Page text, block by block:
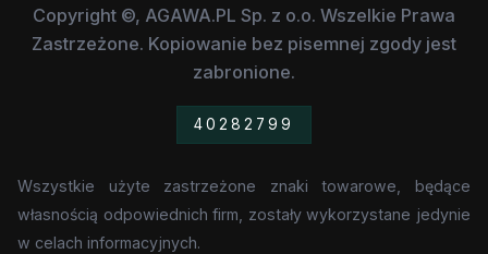
Copyright ©, AGAWA.PL Sp. z o.o. Wszelkie Prawa
Zastrzeżone. Kopiowanie bez pisemnej zgody jest
zabronione.
40282799
Wszystkie użyte zastrzeżone znaki towarowe, będące
własnością odpowiednich firm, zostały wykorzystane jedynie
w celach informacyjnych.